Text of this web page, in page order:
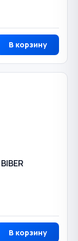
В корзину
В корзину